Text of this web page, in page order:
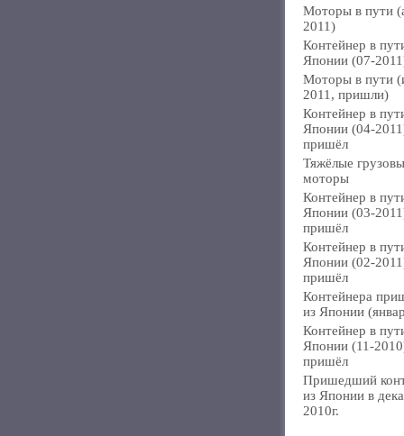
Моторы в пути
2011)
Контейнер в
Японии (07-
Моторы в пути
2011, пришли)
Контейнер в
Японии (04-
пришёл
Тяжёлые
моторы
Контейнер в
Японии (03-
пришёл
Контейнер в
Японии (02-
пришёл
Контейнера
из Японии
Контейнер в
Японии (11-
пришёл
Пришедший
из Японии в
2010г.